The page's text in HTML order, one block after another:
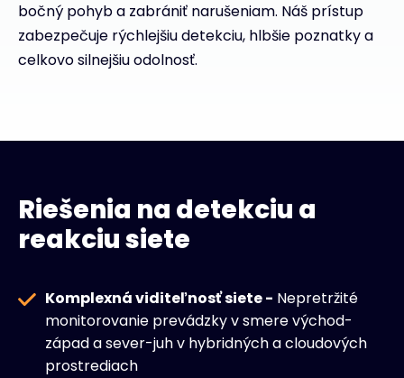
bočný pohyb a zabrániť narušeniam. Náš prístup
zabezpečuje rýchlejšiu detekciu, hlbšie poznatky a
celkovo silnejšiu odolnosť.
Riešenia na detekciu a
reakciu siete
Komplexná viditeľnosť siete - Nepretržité
monitorovanie prevádzky v smere východ-
západ a sever-juh v hybridných a cloudových
prostrediach